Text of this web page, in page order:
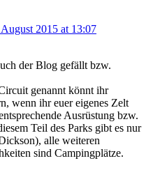
2015 at 13:07
der Blog gefällt bzw.
genannt könnt ihr
wenn ihr euer eigenes Zelt
Ausrüstung bzw.
Teil des Parks gibt es nur
alle weiteren
sind Campingplätze.